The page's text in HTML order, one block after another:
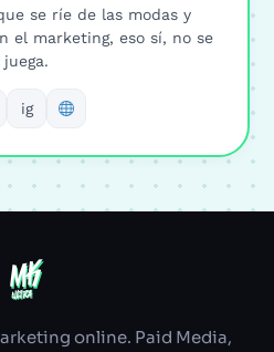
se ríe de las modas y
el marketing, eso sí, no se
juega.
ig
MK
MK
ULTRA
ULTRA
online. Paid Media,